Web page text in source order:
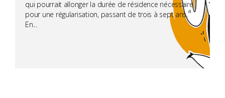
qui pourrait allonger la durée de résidence nécessaire
pour une régularisation, passant de trois à sept ans.
En...